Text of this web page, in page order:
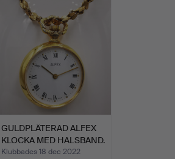
GULDPLÄTERAD ALFEX
KLOCKA MED HALSBAND.
Klubbades 18 dec 2022